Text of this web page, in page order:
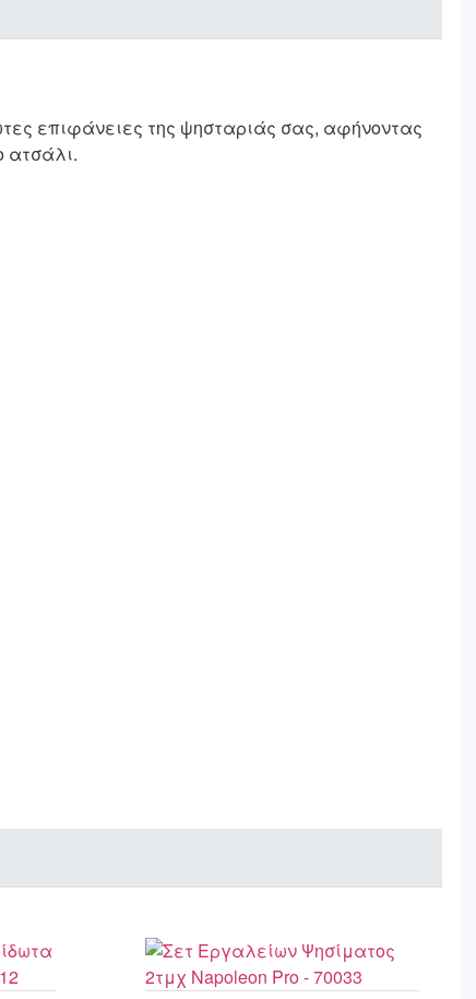
επιφάνειες της ψησταριάς σας, αφήνοντας
ατσάλι.